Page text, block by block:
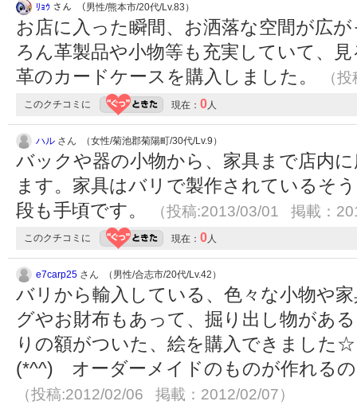
ﾘｮｳ さん （男性/熊本市/20代/Lv.83）
お店に入った瞬間、お洒落な空間が広
ろん革製品や小物等も充実していて、
革のカードケースを購入しました。
（
このクチコミに 現在： 0 人
ハル さん （女性/菊池郡菊陽町/30代/Lv.9）
バックや器の小物から、家具まで店内
ます。家具はバリで製作されているそ
段も手頃です。
（投稿:2013/03/01 掲載：
このクチコミに 現在： 0 人
e7carp25 さん （男性/合志市/20代/Lv.42）
バリから輸入している、色々な小物や
グやお財布もあって、掘り出し物があ
りの額がついた、絵を購入できまし
(*^^) オーダーメイドのものが作れる
（投稿:2012/02/06 掲載：2012/02/07）